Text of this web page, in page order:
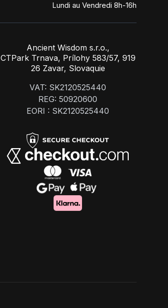
Lundi au Vendredi 8h-16h
Ancient Wisdom s.r.o.,
CTPark Trnava, Prílohy 583/57, 919
26 Zavar, Slovaquie
VAT: SK2120525440
REG: 50920600
EORI : SK2120525440